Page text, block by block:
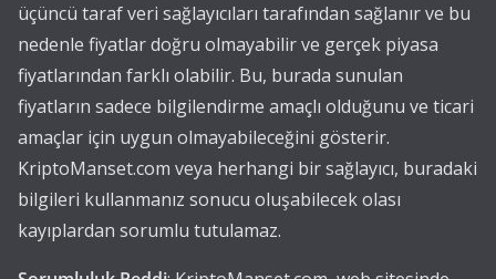
üçüncü taraf veri sağlayıcıları tarafından sağlanır ve bu
nedenle fiyatlar doğru olmayabilir ve gerçek piyasa
fiyatlarından farklı olabilir. Bu, burada sunulan
fiyatların sadece bilgilendirme amaçlı olduğunu ve ticari
amaçlar için uygun olmayabileceğini gösterir.
KriptoManset.com veya herhangi bir sağlayıcı, buradaki
bilgileri kullanmanız sonucu oluşabilecek olası
kayıplardan sorumlu tutulamaz.